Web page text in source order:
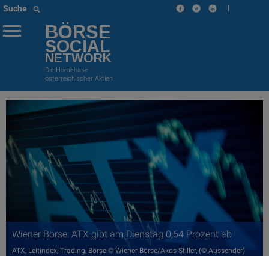
Suche |
BÖRSE
SOCIAL
NETWORK
Die Homebase
österreichischer Aktien
Wiener Börse: ATX gibt am Dienstag 0,64 Prozent ab
ATX, Leitindex, Trading, Börse © Wiener Börse/Akos Stiller, (© Aussender)